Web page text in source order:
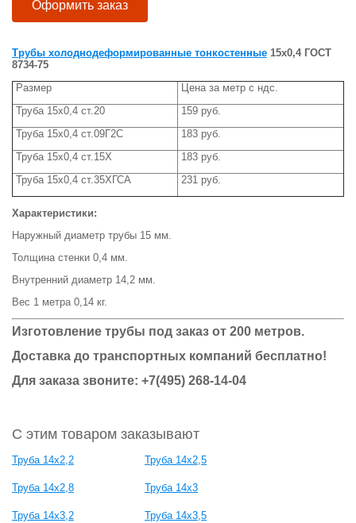
Оформить заказ
Трубы холоднодеформированные тонкостенные 15х0,4 ГОСТ
8734-75
Размер
Цена за метр с ндс.
Труба 15х0,4 ст.20
159 руб.
Труба 15х0,4 ст.09Г2С
183 руб.
Труба 15х0,4 ст.15Х
183 руб.
Труба 15х0,4 ст.35ХГСА
231 руб.
Характеристики:
Наружный диаметр трубы 15 мм.
Толщина стенки 0,4 мм.
Внутренний диаметр 14,2 мм.
Вес 1 метра 0,14 кг.
Изготовление трубы под заказ от 200 метров.
Доставка до транспортных компаний бесплатно!
Для заказа звоните: +7(495) 268-14-04
С этим товаром заказывают
Труба 14х2,2 Труба 14х2,5
Труба 14х2,8 Труба 14х3
Труба 14х3,2 Труба 14х3,5